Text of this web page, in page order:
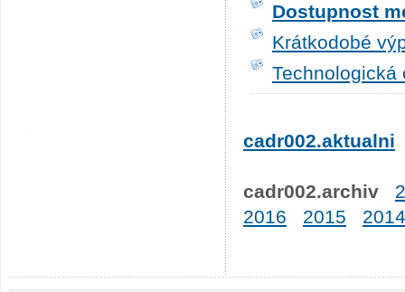
Dostupnost
Krátkodobé
Technologická
cadr002.aktualni
cadr002.archiv
2016
2015 2014